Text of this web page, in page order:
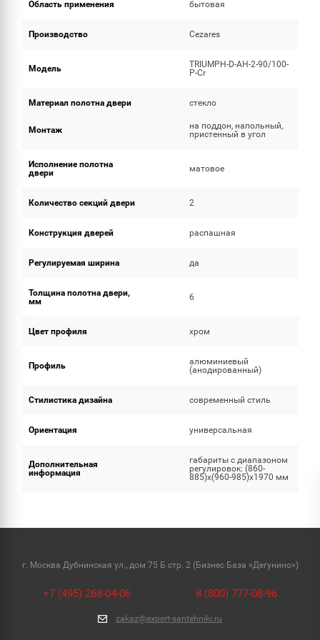
Область применения бытовая
Производство Cezares
Модель
TRIUMPH-D-AH-2-90/100-
P-Cr
Материал полотна двери стекло
Монтаж
на поддон, напольный,
пристенный в угол
Исполнение полотна
двери
матовое
Количество секций двери 2
Конструкция дверей распашная
Регулируемая ширина да
Толщина полотна двери,
мм
6
Цвет профиля хром
Профиль
алюминиевый
(анодированный)
Стилистика дизайна современный стиль
Ориентация универсальная
Дополнительная
информация
габариты с диапазоном
регулировок: (860-
885)x(960-985)x1970 мм
г. Москва Дубнинская ул., дом 75 Б стр. 2 (Бизнес База «Дегунино»)
+7 (495) 268-04-06 8 (800) 777-08-96
zakaz@expert-santehniki.ru